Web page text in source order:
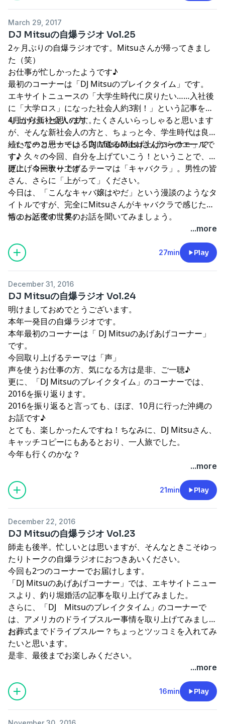
March 29, 2017
DJ Mitsuの自爆ラジオ Vol.25
2ヶ月ぶりの自爆ラジオです。Mitsuさんが帰ってきまし
た（笑）
お仕事が忙しかったようです♪
最初のコーナーは「DJ Mitsuのブレイクタイム」です。
エキサイトニュースの「大学生時代に戻りたい……入社後
に「大学ロス」になった社会人約3割！」という記事を取
り上げたいと思います。
4月から新社会人の方、たくさんいらっしゃると思います
が、そんな新社会人の方と、ちょっと今、学生時代は良か
ったなーと思っている方に送るMitsuさんからのエールで
す♪
続いてのコーナーは「DJ Mitsuの上げ上げコーナー」で
す。久々の今回、自分を上げていこう！ということで、上
げ上げコーナーです。
更に、今回取り上げるテーマは「キャバクラ」。男性の皆
さん、さらに「上がって」ください。
今日は、「こんなキャバ嬢はやだ」という漫談のようなタ
イトルですが、完全にMitsuさんがキャバクラで感じた実
情のお話です（笑）
ちょっと夜の世界のお話を聞いてみましょう。
...more
27min Play
December 31, 2016
DJ Mitsuの自爆ラジオ Vol.24
明けましておめでとうございます。
本年一発目の自爆ラジオです。
本年最初のコーナーは「 DJ Mitsuのあげあげコーナー」
です。
今回取り上げるテーマは「声」
声を使うお仕事の方、気になる方は是非、ご一聴♪
更に、「DJ Mitsuのブレイクタイム」のコーナーでは、
2016を振り返ります。
2016を振り返ると言っても、ほぼ、10月に行った沖縄の
お話です♪
とても、楽しかったんですね！ちなみに、DJ Mitsuさん、
キャッチコピーにもあるとおり、一人旅でした。
今年も行くのかな？
...more
21min Play
December 22, 2016
DJ Mitsuの自爆ラジオ Vol.23
師走も後半。忙しいとは思いますが、そんなときこそゆっ
たりトークの自爆ラジオにおつきあいください。
今回も2つのコーナーでお届けします。
「DJ Mitsuのあげあげコーナー」では、エキサイトニュー
スより、釣り堀婚活の記事を取り上げてみました。
さらに、「DJ Mitsuのブレイクタイム」のコーナーで
は、アメリカのドライブスルー事情を取り上げてみまし
た。
お葬式までドライブスルー？ちょっとツッコミを入れてみ
たいと思います。
是非、最後までお楽しみください。
...more
16min Play